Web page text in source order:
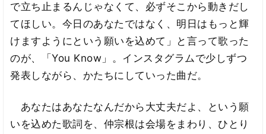
で立ち止まるんじゃなくて、必ずそこから動きだし
てほしい。今日のあなたではなく、明日はもっと輝
けますようにという願いを込めて」と言って歌った
のが、「You Know」。インスタグラムで少しずつ
発表しながら、かたちにしていった曲だ。
あなたはあなたなんだから大丈夫だよ、という願
いを込めた歌詞を、仲宗根は会場をまわり、ひとり